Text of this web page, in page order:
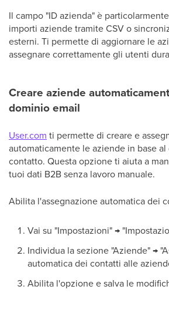
Il campo "ID azienda" è
importi aziende tramite CSV o
esterni. Ti permette di aggiornare le
assegnare correttamente gli utenti
Creare aziende
dominio email
User.com ti permette di creare e
automaticamente le aziende in base
contatto. Questa opzione ti aiuta a
tuoi dati B2B senza lavoro manuale.
Abilita l'assegnazione automatica dei
Vai su "Impostazioni" →
Individua la sezione "Aziende" →
automatica dei contatti alle
Abilita l'opzione e salva le